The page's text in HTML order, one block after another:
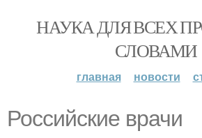
НАУКА ДЛЯ ВСЕХ
СЛОВАМИ
главная новости
Российские врачи